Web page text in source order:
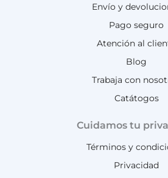
Envío y
Pago seguro
Atención al
Blog
Trabaja con
Catátogos
Cuidamos tu
Términos y
Privacidad